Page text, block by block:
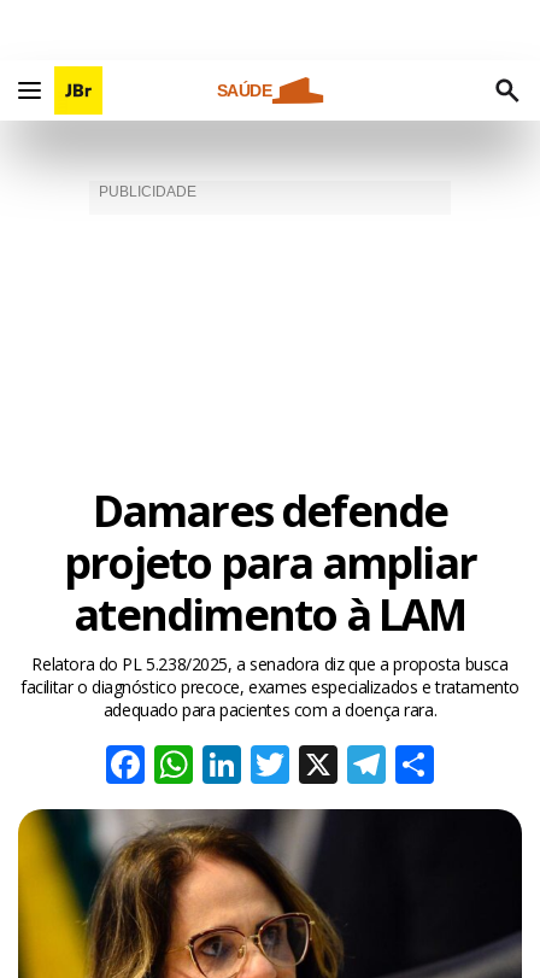
SAÚDE
Damares defende
projeto para ampliar
atendimento à LAM
Relatora do PL 5.238/2025, a senadora diz que a proposta busca
facilitar o diagnóstico precoce, exames especializados e tratamento
adequado para pacientes com a doença rara.
Facebook
WhatsApp
LinkedIn
Twitter
X